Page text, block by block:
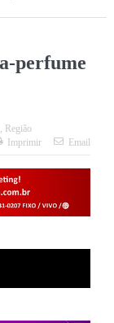
perfume
, Região
Imprimir
Email